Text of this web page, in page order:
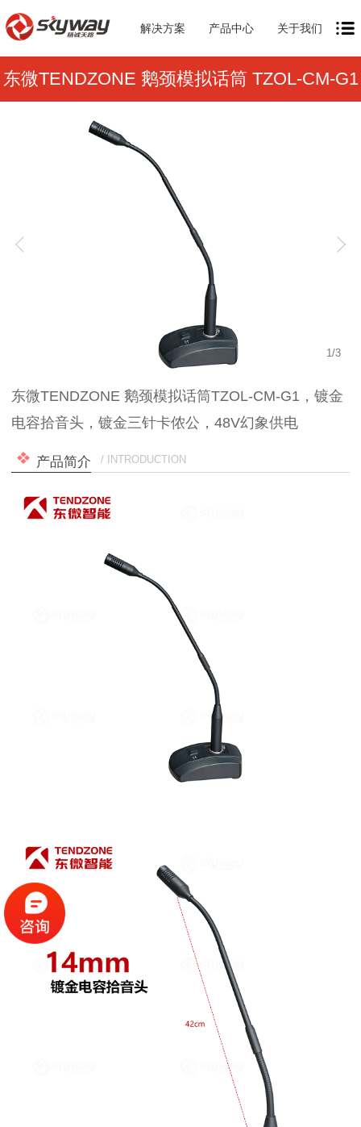
解决方案 产品中心 关于我们
东微TENDZONE 鹅颈模拟话筒 TZOL-CM-G1
1/3
东微TENDZONE 鹅颈模拟话筒TZOL-CM-G1，镀金
电容拾音头，镀金三针卡侬公，48V幻象供电
产品简介 / INTRODUCTION